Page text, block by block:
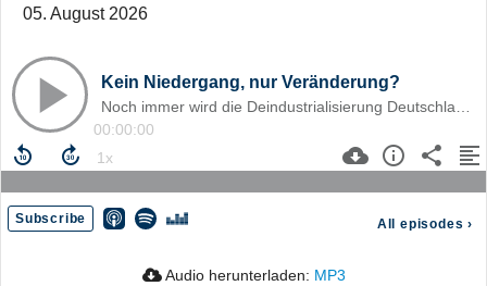
05. August 2026
Kein Niedergang, nur Veränderung?
00:00:00
Subscribe All episodes ›
Audio herunterladen: MP3